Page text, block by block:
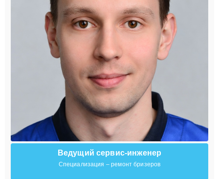
Ведущий сервис-инженер
Специализация – ремонт бризеров